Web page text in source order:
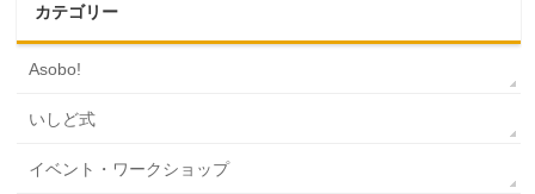
カテゴリー
Asobo!
いしど式
イベント・ワークショップ